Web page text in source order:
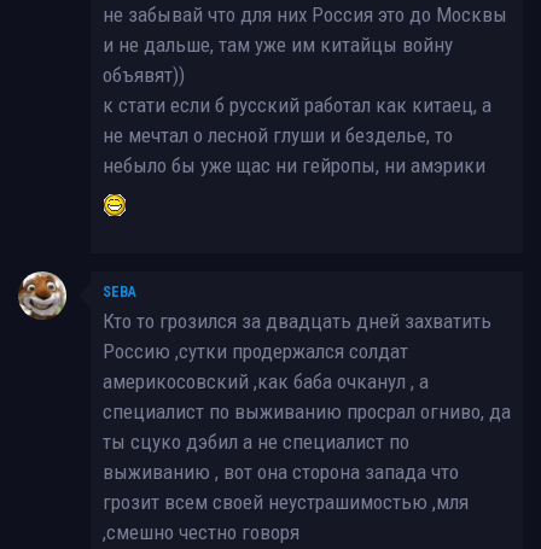
не забывай что для них Россия это до Москвы
и не дальше, там уже им китайцы войну
объявят))
к стати если б русский работал как китаец, а
не мечтал о лесной глуши и безделье, то
небыло бы уже щас ни гейропы, ни амэрики
SEBA
Кто то грозился за двадцать дней захватить
Россию ,сутки продержался солдат
америкосовский ,как баба очканул , а
специалист по выживанию просрал огниво, да
ты сцуко дэбил а не специалист по
выживанию , вот она сторона запада что
грозит всем своей неустрашимостью ,мля
,смешно честно говоря